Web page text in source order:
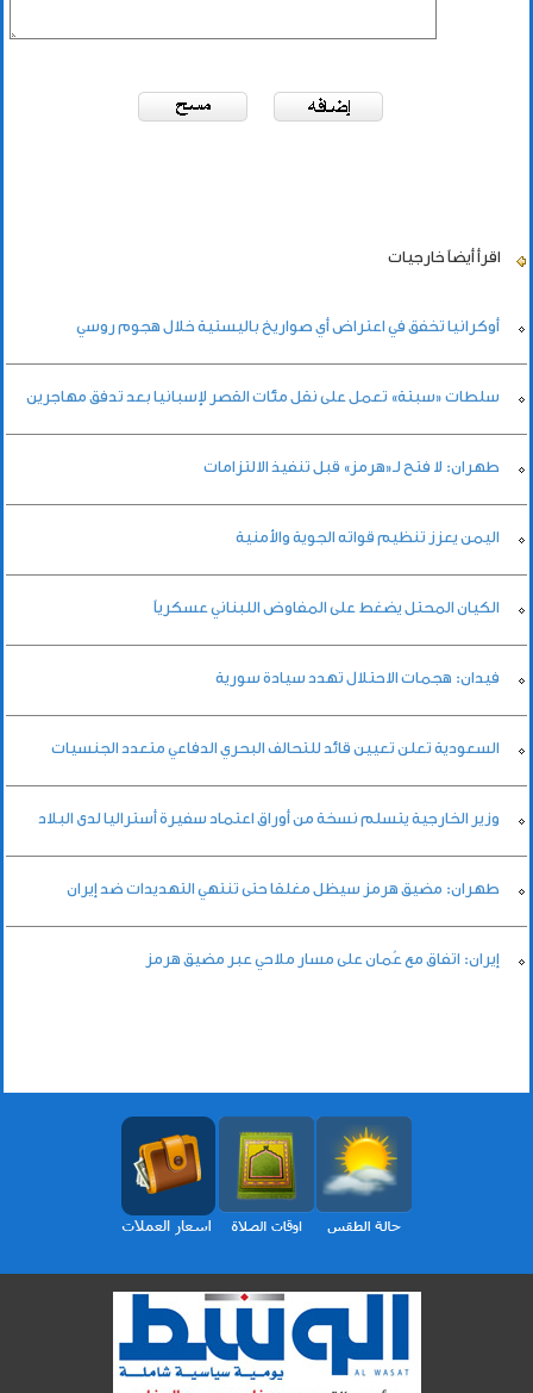
اقرأ أيضاً خارجيات
أوكرانيا تخفق في اعتراض أي صواريخ باليستية خلال هجوم روسي
سلطات «سبتة» تعمل على نقل مئات القصر لإسبانيا بعد تدفق مهاجرين
طهران: لا فتح لـ«هرمز» قبل تنفيذ الالتزامات
اليمن يعزز تنظيم قواته الجوية والأمنية
الكيان المحتل يضغط على المفاوض اللبناني عسكرياً
فيدان: هجمات الاحتلال تهدد سيادة سورية
السعودية تعلن تعيين قائد للتحالف البحري الدفاعي متعدد الجنسيات
وزير الخارجية يتسلم نسخة من أوراق اعتماد سفيرة أستراليا لدى البلاد
طهران: مضيق هرمز سيظل مغلقا حتى تنتهي التهديدات ضد إيران
إيران: اتفاق مع عُمان على مسار ملاحي عبر مضيق هرمز